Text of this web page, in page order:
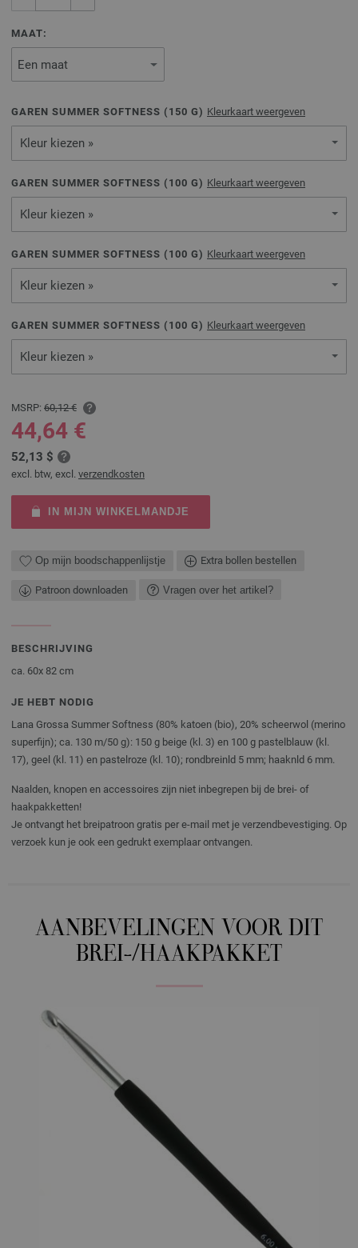
MAAT:
GAREN SUMMER SOFTNESS ( 150 G) Kleurkaart weergeven
Kleur kiezen »
GAREN SUMMER SOFTNESS ( 100 G) Kleurkaart weergeven
Kleur kiezen »
GAREN SUMMER SOFTNESS ( 100 G) Kleurkaart weergeven
Kleur kiezen »
GAREN SUMMER SOFTNESS ( 100 G) Kleurkaart weergeven
Kleur kiezen »
MSRP: 60,12 €
44,64 €
52,13 $
excl. btw, excl. verzendkosten
IN MIJN WINKELMANDJE
Op mijn boodschappenlijstje Extra bollen bestellen
Patroon downloaden Vragen over het artikel?
BESCHRIJVING
ca. 60x 82 cm
JE HEBT NODIG
Lana Grossa Summer Softness (80% katoen (bio), 20% scheerwol (merino
superfijn); ca. 130 m/50 g): 150 g beige (kl. 3) en 100 g pastelblauw (kl.
17), geel (kl. 11) en pastelroze (kl. 10); rondbreinld 5 mm; haaknld 6 mm.
Naalden, knopen en accessoires zijn niet inbegrepen bij de brei- of
haakpakketten!
Je ontvangt het breipatroon gratis per e-mail met je verzendbevestiging. Op
verzoek kun je ook een gedrukt exemplaar ontvangen.
AANBEVELINGEN VOOR DIT
BREI-/HAAKPAKKET